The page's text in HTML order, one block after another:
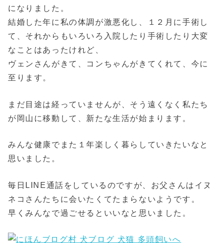
になりました。
結婚した年に私の体調が激悪化し、１２月に手術し
て、それからもいろいろ入院したり手術したり大変
なことはあったけれど、
ヴェンさんがきて、コンちゃんがきてくれて、今に
至ります。
まだ目途は経っていませんが、そう遠くなく私たち
が岡山に移動して、新たな生活が始まります。
みんな健康でまた１年楽しく暮らしていきたいなと
思いました。
毎日LINE通話をしているのですが、お父さんはイヌ
ネコさんたちに会いたくてたまらないようです。
早くみんなで過ごせるといいなと思いました。